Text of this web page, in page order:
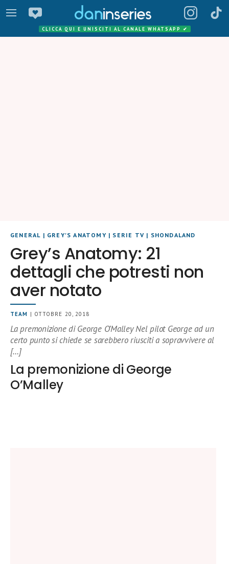
CLICCA QUI E UNISCITI AL CANALE WHATSAPP ✔
GENERAL | GREY'S ANATOMY| SERIE TV | SHONDALAND
Grey’s Anatomy: 21
dettagli che potresti non
aver notato
TEAM | OTTOBRE 20, 2018
La premonizione di George O’Malley Nel pilot George ad un
certo punto si chiede se sarebbero riusciti a sopravvivere al
[…]
La premonizione di George
O’Malley